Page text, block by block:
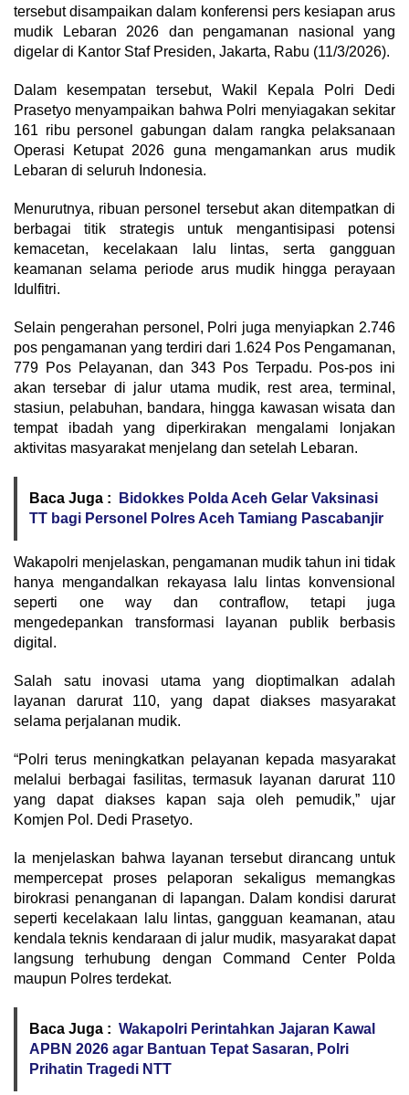
tersebut disampaikan dalam konferensi pers kesiapan arus
mudik Lebaran 2026 dan pengamanan nasional yang
digelar di Kantor Staf Presiden, Jakarta, Rabu (11/3/2026).
Dalam kesempatan tersebut, Wakil Kepala Polri Dedi
Prasetyo menyampaikan bahwa Polri menyiagakan sekitar
161 ribu personel gabungan dalam rangka pelaksanaan
Operasi Ketupat 2026 guna mengamankan arus mudik
Lebaran di seluruh Indonesia.
Menurutnya, ribuan personel tersebut akan ditempatkan di
berbagai titik strategis untuk mengantisipasi potensi
kemacetan, kecelakaan lalu lintas, serta gangguan
keamanan selama periode arus mudik hingga perayaan
Idulfitri.
Selain pengerahan personel, Polri juga menyiapkan 2.746
pos pengamanan yang terdiri dari 1.624 Pos Pengamanan,
779 Pos Pelayanan, dan 343 Pos Terpadu. Pos-pos ini
akan tersebar di jalur utama mudik, rest area, terminal,
stasiun, pelabuhan, bandara, hingga kawasan wisata dan
tempat ibadah yang diperkirakan mengalami lonjakan
aktivitas masyarakat menjelang dan setelah Lebaran.
Baca Juga :
Bidokkes Polda Aceh Gelar Vaksinasi
TT bagi Personel Polres Aceh Tamiang Pascabanjir
Wakapolri menjelaskan, pengamanan mudik tahun ini tidak
hanya mengandalkan rekayasa lalu lintas konvensional
seperti one way dan contraflow, tetapi juga
mengedepankan transformasi layanan publik berbasis
digital.
Salah satu inovasi utama yang dioptimalkan adalah
layanan darurat 110, yang dapat diakses masyarakat
selama perjalanan mudik.
“Polri terus meningkatkan pelayanan kepada masyarakat
melalui berbagai fasilitas, termasuk layanan darurat 110
yang dapat diakses kapan saja oleh pemudik,” ujar
Komjen Pol. Dedi Prasetyo.
Ia menjelaskan bahwa layanan tersebut dirancang untuk
mempercepat proses pelaporan sekaligus memangkas
birokrasi penanganan di lapangan. Dalam kondisi darurat
seperti kecelakaan lalu lintas, gangguan keamanan, atau
kendala teknis kendaraan di jalur mudik, masyarakat dapat
langsung terhubung dengan Command Center Polda
maupun Polres terdekat.
Baca Juga : Wakapolri Perintahkan Jajaran Kawal
APBN 2026 agar Bantuan Tepat Sasaran, Polri
Prihatin Tragedi NTT